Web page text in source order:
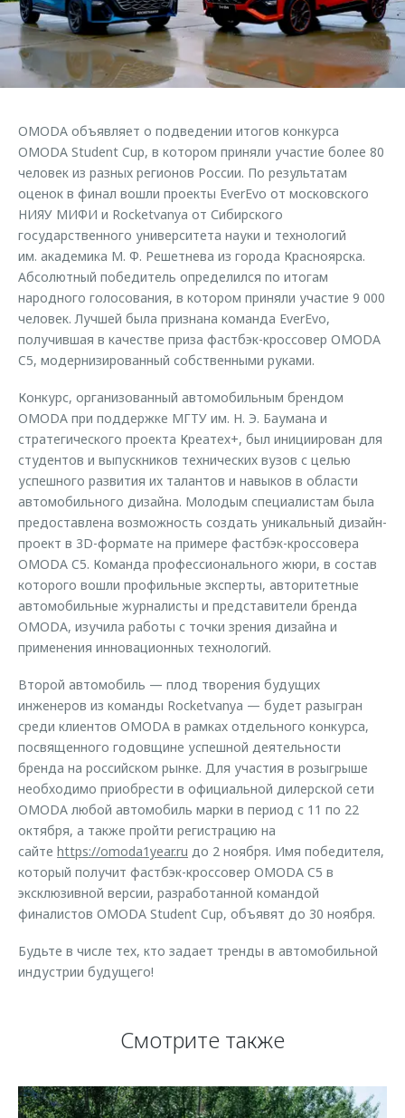
Кредитные программы
Страхование
Кредитный калькулятор
Одежда и сувениры
Оригинальные аксессуары
Запчасти
Трейд-ин
Калькулятор трейд-ин
Гарантия
Дополнительная техническая поддержка
Руководства по эксплуатации
O&J Автоклуб
Клуб владельцев OMODA
Приложение O&J
Аксессуары
Одежда и сувениры
Оригинальные аксессуары
Запчасти
Обратная связь
OMODA объявляет о подведении итогов конкурса
OMODA Student Cup, в котором приняли участие более 80
человек из разных регионов России. По результатам
оценок в финал вошли проекты EverEvo от московского
НИЯУ МИФИ и Rocketvanya от Сибирского
государственного университета науки и технологий
им. академика М. Ф. Решетнева из города Красноярска.
Абсолютный победитель определился по итогам
народного голосования, в котором приняли участие 9 000
человек. Лучшей была признана команда EverEvo,
получившая в качестве приза фастбэк-кроссовер OMODA
C5, модернизированный собственными руками.
Конкурс, организованный автомобильным брендом
OMODA при поддержке МГТУ им. Н. Э. Баумана и
стратегического проекта Креатех+, был инициирован для
студентов и выпускников технических вузов с целью
успешного развития их талантов и навыков в области
автомобильного дизайна. Молодым специалистам была
предоставлена возможность создать уникальный дизайн-
проект в 3D-формате на примере фастбэк-кроссовера
OMODA C5. Команда профессионального жюри, в состав
которого вошли профильные эксперты, авторитетные
автомобильные журналисты и представители бренда
OMODA, изучила работы с точки зрения дизайна и
применения инновационных технологий.
Второй автомобиль — плод творения будущих
инженеров из команды Rocketvanya — будет разыгран
среди клиентов OMODA в рамках отдельного конкурса,
посвященного годовщине успешной деятельности
бренда на российском рынке. Для участия в розыгрыше
необходимо приобрести в официальной дилерской сети
OMODA любой автомобиль марки в период с 11 по 22
октября, а также пройти регистрацию на
сайте https://omoda1year.ru до 2 ноября. Имя победителя,
который получит фастбэк-кроссовер OMODA C5 в
эксклюзивной версии, разработанной командой
финалистов OMODA Student Cup, объявят до 30 ноября.
Будьте в числе тех, кто задает тренды в автомобильной
индустрии будущего!
Смотрите также